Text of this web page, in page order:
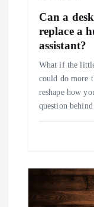
Can a
replace a
assistant?
What if the
could do more
reshape how
question